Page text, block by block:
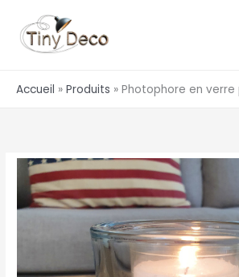
contenu
Accueil Produits Photophore en
quantité
de
Photophore
pied